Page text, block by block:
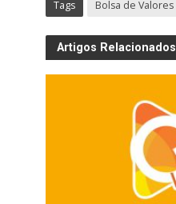
Tags Bolsa de Valores
Artigos Relacionados